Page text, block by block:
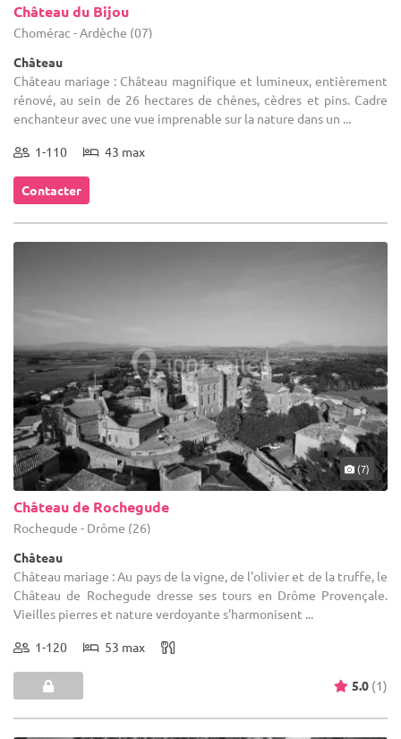
Château du Bijou
Chomérac - Ardèche (07)
Château
Château mariage : Château magnifique et lumineux, entièrement
rénové, au sein de 26 hectares de chênes, cèdres et pins. Cadre
enchanteur avec une vue imprenable sur la nature dans un ...
1-110 43 max
Contacter
(7)
Château de Rochegude
Rochegude - Drôme (26)
Château
Château mariage : Au pays de la vigne, de l'olivier et de la truffe, le
Château de Rochegude dresse ses tours en Drôme Provençale.
Vieilles pierres et nature verdoyante s’harmonisent ...
1-120 53 max
5.0 (1)